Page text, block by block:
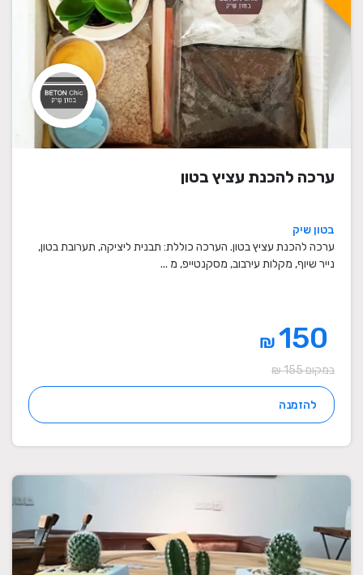
ערכה להכנת עציץ בטון
בטון שיק
ערכה להכנת עציץ בטון. הערכה כוללת: תבנית ליציקה, תערובת בטון,
נייר שיוף, מקלות עירבוב, מסקנטייפ, מ ...
₪
במקום 155 ₪
להזמנה